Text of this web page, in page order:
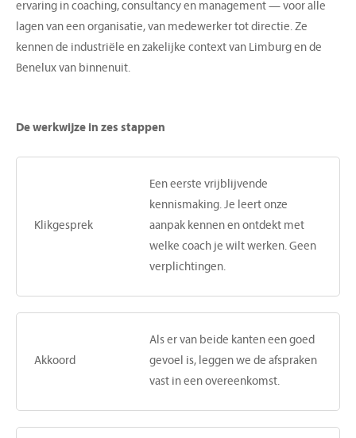
ervaring in coaching, consultancy en management — voor alle
lagen van een organisatie, van medewerker tot directie. Ze
kennen de industriële en zakelijke context van Limburg en de
Benelux van binnenuit.
De werkwijze in zes stappen
Klikgesprek
Een eerste vrijblijvende
kennismaking. Je leert onze
aanpak kennen en ontdekt met
welke coach je wilt werken. Geen
verplichtingen.
Akkoord
Als er van beide kanten een goed
gevoel is, leggen we de afspraken
vast in een overeenkomst.